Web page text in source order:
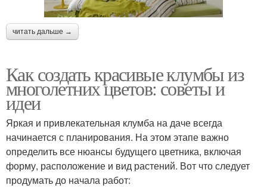
читать дальше →
Как создать красивые клумбы из
многолетних цветов: советы и
идеи
Яркая и привлекательная клумба на даче всегда
начинается с планирования. На этом этапе важно
определить все нюансы будущего цветника, включая
форму, расположение и вид растений. Вот что следует
продумать до начала работ: